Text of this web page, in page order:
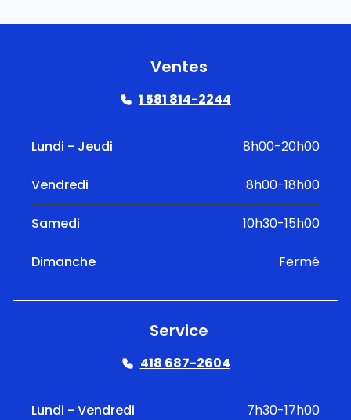
Ventes
1 581 814-2244
Lundi - Jeudi 8h00-20h00
Vendredi 8h00-18h00
Samedi 10h30-15h00
Dimanche Fermé
Service
418 687-2604
Lundi - Vendredi 7h30-17h00